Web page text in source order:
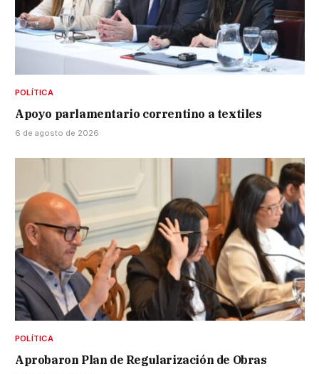
POLÍTICA
Apoyo parlamentario correntino a textiles
6 de agosto de 2026
POLÍTICA
Aprobaron Plan de Regularización de Obras